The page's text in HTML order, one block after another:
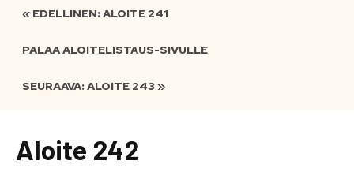
« EDELLINEN: ALOITE 241
PALAA ALOITELISTAUS-SIVULLE
SEURAAVA: ALOITE 243 »
Aloite 242